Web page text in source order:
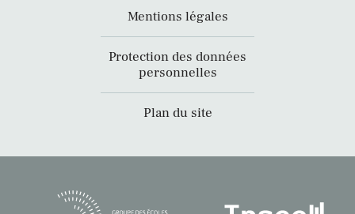
Mentions légales
Protection des données
personnelles
Plan du site